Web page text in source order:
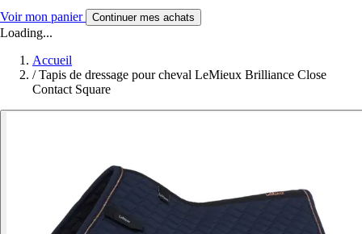
Voir mon panier Continuer mes achats
Loading...
Accueil
/ Tapis de dressage pour cheval LeMieux Brilliance Close
Contact Square